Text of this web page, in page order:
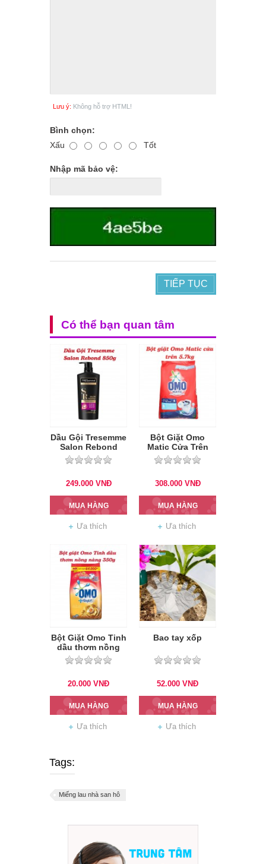
Lưu ý: Không hỗ trợ HTML!
Bình chọn:
Xấu
Tốt
Nhập mã bảo vệ:
TIẾP TỤC
Có thể bạn quan tâm
Dầu Gội Tresemme
Salon Rebond
850g
249.000 VNĐ
MUA HÀNG
Ưa thích
Bột Giặt Omo
Matic Cửa Trên
5.7Kg
308.000 VNĐ
MUA HÀNG
Ưa thích
Bột Giặt Omo Tinh
dầu thơm nồng
nàng 380g
20.000 VNĐ
MUA HÀNG
Ưa thích
Bao tay xốp
52.000 VNĐ
MUA HÀNG
Ưa thích
Tags:
Miếng lau nhà san hô